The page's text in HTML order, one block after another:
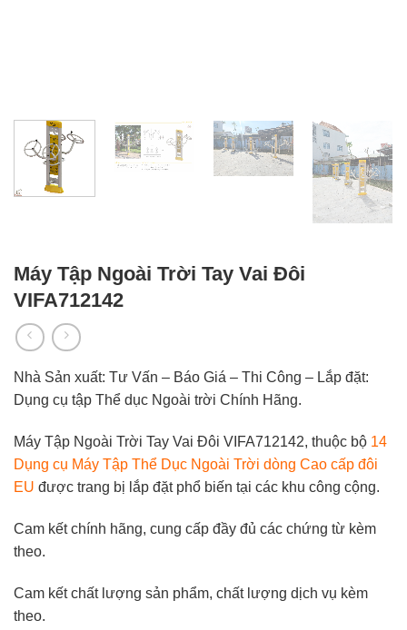
Máy Tập Ngoài Trời Tay Vai Đôi
VIFA712142
Nhà Sản xuất: Tư Vấn – Báo Giá – Thi Công – Lắp đặt:
Dụng cụ tập Thể dục Ngoài trời Chính Hãng.
Máy Tập Ngoài Trời Tay Vai Đôi VIFA712142, thuộc bộ 14
Dụng cụ Máy Tập Thể Dục Ngoài Trời dòng Cao cấp đôi
EU được trang bị lắp đặt phổ biến tại các khu công cộng.
Cam kết chính hãng, cung cấp đầy đủ các chứng từ kèm
theo.
Cam kết chất lượng sản phẩm, chất lượng dịch vụ kèm
theo.